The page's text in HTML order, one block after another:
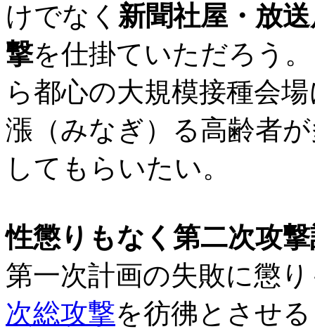
けでなく 新聞社屋・放
撃を仕掛ていただろう
ら都心の大規模接種会
漲（みなぎ）る高齢者
してもらいたい。
性懲りもなく第二次攻
第一次計画の失敗に懲
次総攻撃を彷彿とさせる